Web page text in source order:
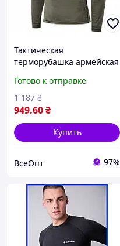
Тактическая
терморубашка армейская
олива, размер L,
термобелье военное зсу,
Готово к отправке
949.60₴
1 187 ₴
Купить
ВсеОпт 97%